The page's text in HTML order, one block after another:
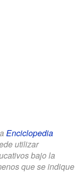
Enciclopedia
utilizar
bajo la
que se indique